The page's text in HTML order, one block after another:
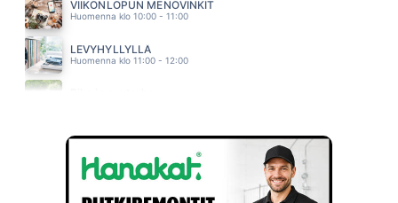
VIIKONLOPUN MENOVINKIT
Huomenna klo 10:00 - 11:00
LEVYHYLLYLLÄ
Huomenna klo 11:00 - 12:00